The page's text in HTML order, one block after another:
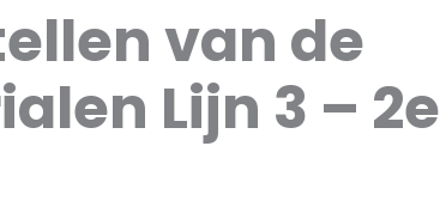
van de
Lijn 3 – 2e